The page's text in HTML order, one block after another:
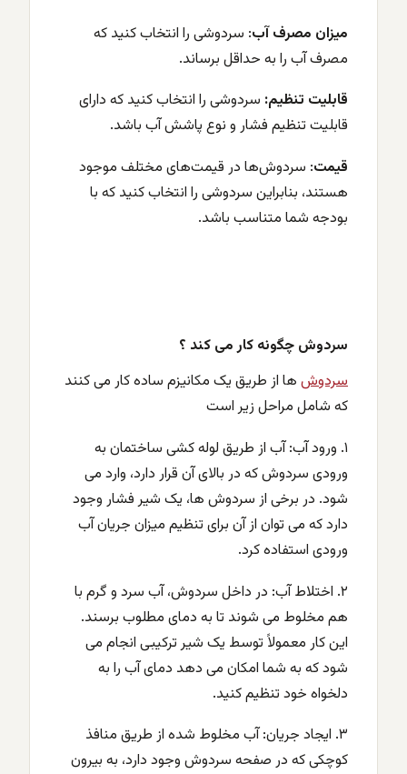
میزان مصرف آب: سردوشی را انتخاب کنید که
مصرف آب را به حداقل برساند.
قابلیت تنظیم: سردوشی را انتخاب کنید که دارای
قابلیت تنظیم فشار و نوع پاشش آب باشد.
قیمت: سردوش‌ها در قیمت‌های مختلف موجود
هستند، بنابراین سردوشی را انتخاب کنید که با
بودجه شما متناسب باشد.
سردوش چگونه کار می کند ؟
سردوش ها از طریق یک مکانیزم ساده کار می کنند
که شامل مراحل زیر است
۱. ورود آب: آب از طریق لوله کشی ساختمان به
ورودی سردوش که در بالای آن قرار دارد، وارد می
شود. در برخی از سردوش ها، یک شیر ​​فشار وجود
دارد که می توان از آن برای تنظیم میزان جریان آب
ورودی استفاده کرد.
۲. اختلاط آب: در داخل سردوش، آب سرد و گرم با
هم مخلوط می شوند تا به دمای مطلوب برسند.
این کار معمولاً توسط یک شیر ​​ترکیبی انجام می
شود که به شما امکان می دهد دمای آب را به
دلخواه خود تنظیم کنید.
۳. ایجاد جریان: آب مخلوط شده از طریق منافذ
کوچکی که در صفحه سردوش وجود دارد، به بیرون